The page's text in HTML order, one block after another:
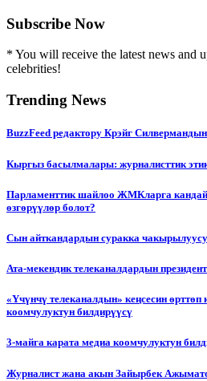
Subscribe Now
* You will receive the latest news and
celebrities!
Trending News
BuzzFeed редактору Крэйг
Кыргыз басылмалары: журналисттик
Парламенттик шайлоо ЖМКларга кандай
өзгөрүүлөр болот?
Сын айткандардын суракка чакырылуусу
Ата-мекендик телеканалдардын
«Үчүнчү телеканалдын» кеңсесин
коомчулуктун билдирүүсү
3-майга карата медиа коомчулуктун
Журналист жана акын Зайырбек